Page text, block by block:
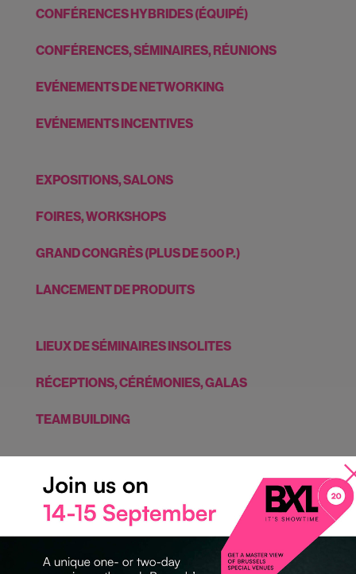
CONFÉRENCES HYBRIDES (ÉQUIPÉ)
CONFÉRENCES, SÉMINAIRES, RÉUNIONS
EVÉNEMENTS DE NETWORKING
EVÉNEMENTS INCENTIVES
EXPOSITIONS, SALONS
FOIRES, WORKSHOPS
GRAND CONGRÈS (PLUS DE 500 P.)
LANCEMENT DE PRODUITS
LIEUX DE SÉMINAIRES INSOLITES
RÉCEPTIONS, CÉRÉMONIES, GALAS
TEAM BUILDING